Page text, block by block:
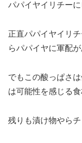
パパイヤイリチー
正直パパイヤイリ
らパパイヤに軍配
でもこの酸っぱさ
は可能性を感じる食
残りも漬け物やら